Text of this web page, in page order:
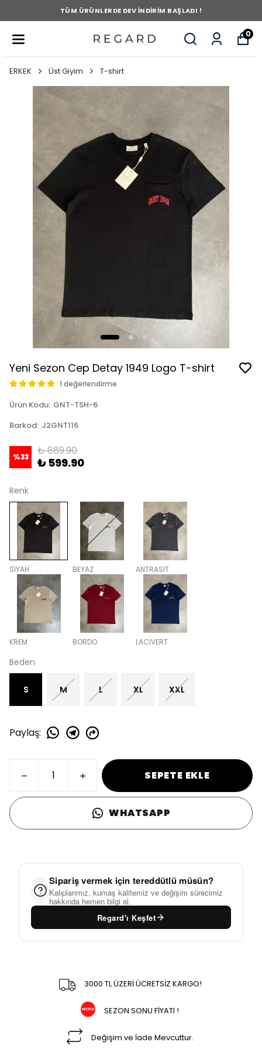
TÜM ÜRÜNLERDE DEV İNDİRİM BAŞLADI !
0
ERKEK Üst Giyim T-shirt
Yeni Sezon Cep Detay 1949 Logo T-shirt
1 değerlendirme
Ürün Kodu: GNT-TSH-6
Barkod: J2GNT116
%33 ₺ 889.90
₺ 599.90
Renk
SİYAH BEYAZ ANTRASİT
KREM BORDO LACİVERT
Beden
S M L XL XXL
Paylaş:
SEPETE EKLE
WHATSAPP
Sipariş vermek için tereddütlü müsün?
Kalıplarımız, kumaş kalitemiz ve değişim sürecimiz
hakkında hemen bilgi al.
Regard'ı Keşfet
3000 TL ÜZERİ ÜCRETSİZ KARGO!
SEZON SONU FİYATI !
Değişim ve İade Mevcuttur.